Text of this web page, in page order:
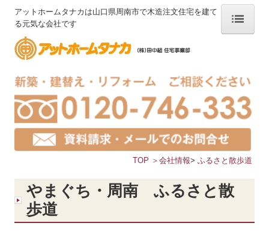
ホーム
タナカのこだわり
“住みごこち” とは
3つの健康
一期一会
選ばれる理由
アットホームタナカは山口県周南市で木造注文住宅を建て
る元気な会社です
TOP ＞ 会社情報> ふるさと散歩道
やまぐち・周南 ふるさと散
歩道